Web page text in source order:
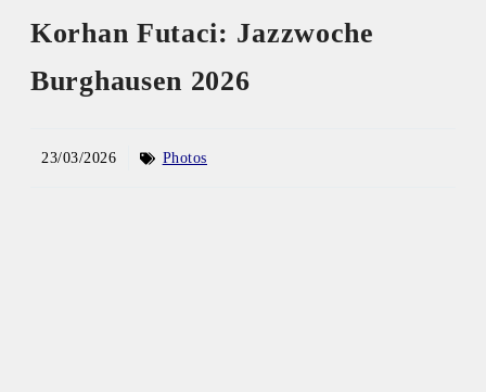
Korhan Futaci: Jazzwoche
Burghausen 2026
23/03/2026 Photos